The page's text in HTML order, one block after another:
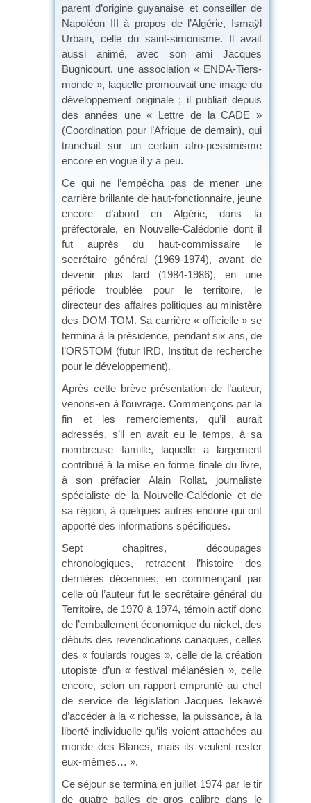
parent d’origine guyanaise et conseiller de
Napoléon III à propos de l’Algérie, Ismaÿl
Urbain, celle du saint-simonisme. Il avait
aussi animé, avec son ami Jacques
Bugnicourt, une association « ENDA-Tiers-
monde », laquelle promouvait une image du
développement originale ; il publiait depuis
des années une « Lettre de la CADE »
(Coordination pour l’Afrique de demain), qui
tranchait sur un certain afro-pessimisme
encore en vogue il y a peu.
Ce qui ne l’empêcha pas de mener une
carrière brillante de haut-fonctionnaire, jeune
encore d’abord en Algérie, dans la
préfectorale, en Nouvelle-Calédonie dont il
fut auprès du haut-commissaire le
secrétaire général (1969-1974), avant de
devenir plus tard (1984-1986), en une
période troublée pour le territoire, le
directeur des affaires politiques au ministère
des DOM-TOM. Sa carrière « officielle » se
termina à la présidence, pendant six ans, de
l’ORSTOM (futur IRD, Institut de recherche
pour le développement).
Après cette brève présentation de l’auteur,
venons-en à l’ouvrage. Commençons par la
fin et les remerciements, qu’il aurait
adressés, s’il en avait eu le temps, à sa
nombreuse famille, laquelle a largement
contribué à la mise en forme finale du livre,
à son préfacier Alain Rollat, journaliste
spécialiste de la Nouvelle-Calédonie et de
sa région, à quelques autres encore qui ont
apporté des informations spécifiques.
Sept chapitres, découpages
chronologiques, retracent l’histoire des
dernières décennies, en commençant par
celle où l’auteur fut le secrétaire général du
Territoire, de 1970 à 1974, témoin actif donc
de l’emballement économique du nickel, des
débuts des revendications canaques, celles
des « foulards rouges », celle de la création
utopiste d’un « festival mélanésien », celle
encore, selon un rapport emprunté au chef
de service de législation Jacques Iekawé
d’accéder à la « richesse, la puissance, à la
liberté individuelle qu’ils voient attachées au
monde des Blancs, mais ils veulent rester
eux-mêmes… ».
Ce séjour se termina en juillet 1974 par le tir
de quatre balles de gros calibre dans le